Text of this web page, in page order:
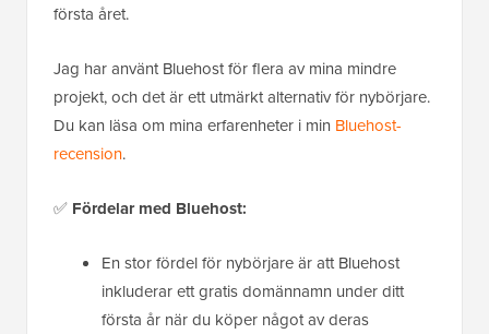
första året.
Jag har använt Bluehost för flera av mina mindre
projekt, och det är ett utmärkt alternativ för nybörjare.
Du kan läsa om mina erfarenheter i min Bluehost-
recension.
✅ Fördelar med Bluehost:
En stor fördel för nybörjare är att Bluehost
inkluderar ett gratis domännamn under ditt
första år när du köper något av deras